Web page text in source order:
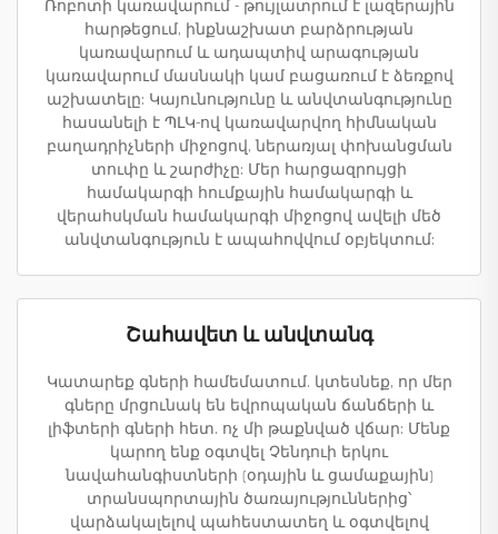
Ռոբոտի կառավարում - թույլատրում է լազերային
հարթեցում, ինքնաշխատ բարձրության
կառավարում և ադապտիվ արագության
կառավարում մասնակի կամ բացառում է ձեռքով
աշխատելը: Կայունությունը և անվտանգությունը
հասանելի է ՊԼԿ-ով կառավարվող հիմնական
բաղադրիչների միջոցով, ներառյալ փոխանցման
տուփը և շարժիչը: Մեր հարցազրույցի
համակարգի հումքային համակարգի և
վերահսկման համակարգի միջոցով ավելի մեծ
անվտանգություն է ապահովվում օբյեկտում:
Շահավետ և անվտանգ
Կատարեք գների համեմատում. կտեսնեք, որ մեր
գները մրցունակ են եվրոպական ճանճերի և
լիֆտերի գների հետ. ոչ մի թաքնված վճար: Մենք
կարող ենք օգտվել Չենդուի երկու
նավահանգիստների (օդային և ցամաքային)
տրանսպորտային ծառայություններից՝
վարձակալելով պահեստատեղ և օգտվելով